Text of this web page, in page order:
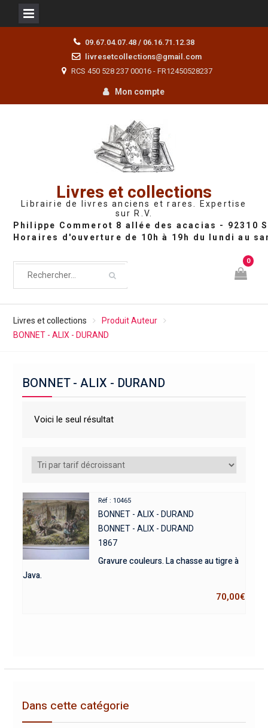
09.67.04.07.48 / 06.16.71.12.38
livresetcollections@gmail.com
RCS 450 528 237 00016 - FR12450528237
Mon compte
Livres et collections
Librairie de livres anciens et rares. Expertise
sur R.V.
0
Livres et collections
Produit Auteur
BONNET - ALIX - DURAND
BONNET - ALIX - DURAND
Voici le seul résultat
Réf : 10465
BONNET - ALIX - DURAND
BONNET - ALIX - DURAND
1867
Gravure couleurs. La chasse au tigre à
Java.
70,00€
Dans cette catégorie